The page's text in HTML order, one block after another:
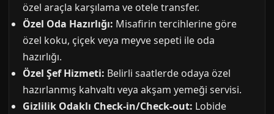
özel araçla karşılama ve otele transfer.
Özel Oda Hazırlığı: Misafirin tercihlerine göre
özel koku, çiçek veya meyve sepeti ile oda
hazırlığı.
Özel Şef Hizmeti: Belirli saatlerde odaya özel
hazırlanmış kahvaltı veya akşam yemeği servisi.
Gizlilik Odaklı Check-in/Check-out: Lobide